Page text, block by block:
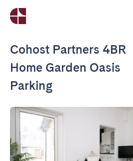
Cohost Partners 4BR
Home Garden Oasis
Parking